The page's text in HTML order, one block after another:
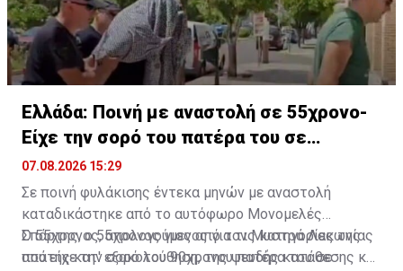
Ελλάδα: Ποινή με αναστολή σε 55χρονο-
Είχε την σορό του πατέρα του σε
καταψύκτη
07.08.2026 15:29
Σε ποινή φυλάκισης έντεκα μηνών με αναστολή
καταδικάστηκε από το αυτόφωρο Μονομελές
Σπάρτης, ο 55χρονος γιος από τον Μυστρά Λακωνίας
που είχε την σορό του 90χρονου πατέρα του σε
Ο 55χρονος, απολογούμενος για τις κατηγορίες της
απάτης κατ' εξακολούθηση, της ψευδής κατάθεσης και